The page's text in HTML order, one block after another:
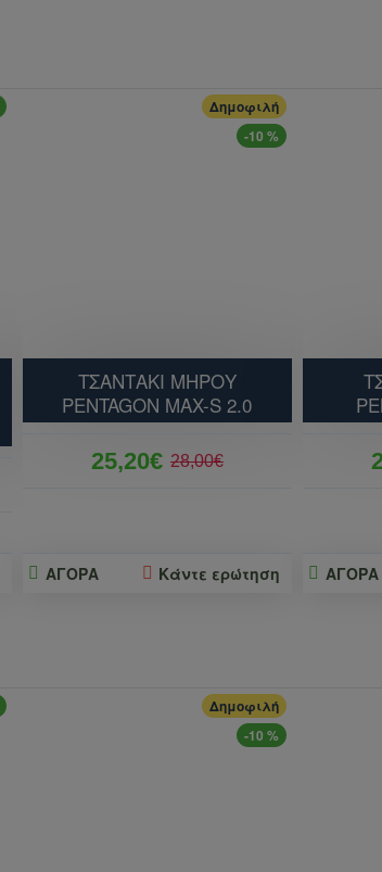
Δημοφιλή
-10 %
ΤΣΑΝΤΑΚΙ ΜΗΡΟΥ
PENTAGON MAX-S 2.0
25,20€ 28,00€
ΑΓΟΡΑ Κάντε ερώτηση ΑΓΟΡΑ
Δημοφιλή
-10 %